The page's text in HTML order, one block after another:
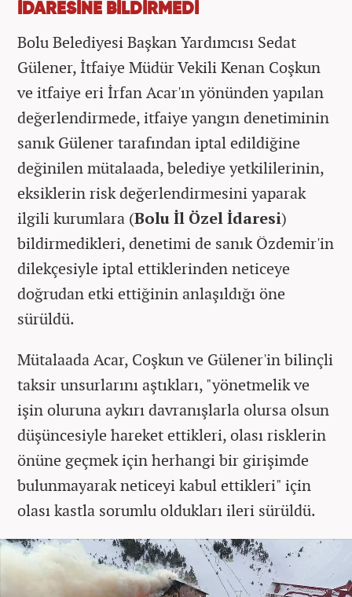
İDARESİNE BİLDİRMEDİ
Bolu Belediyesi Başkan Yardımcısı Sedat
Gülener, İtfaiye Müdür Vekili Kenan Coşkun
ve itfaiye eri İrfan Acar'ın yönünden yapılan
değerlendirmede, itfaiye yangın denetiminin
sanık Gülener tarafından iptal edildiğine
değinilen mütalaada, belediye yetkililerinin,
eksiklerin risk değerlendirmesini yaparak
ilgili kurumlara (Bolu İl Özel İdaresi)
bildirmedikleri, denetimi de sanık Özdemir'in
dilekçesiyle iptal ettiklerinden neticeye
doğrudan etki ettiğinin anlaşıldığı öne
sürüldü.
Mütalaada Acar, Coşkun ve Gülener'in bilinçli
taksir unsurlarını aştıkları, "yönetmelik ve
işin oluruna aykırı davranışlarla olursa olsun
düşüncesiyle hareket ettikleri, olası risklerin
önüne geçmek için herhangi bir girişimde
bulunmayarak neticeyi kabul ettikleri" için
olası kastla sorumlu oldukları ileri sürüldü.